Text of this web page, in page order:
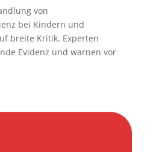
von
bei Kindern und
breite Kritik. Experten
Evidenz und warnen vor